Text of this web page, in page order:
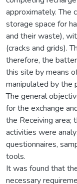
approximately. The
storage space for
and their waste),
(cracks and grids).
therefore, the
this site by means
manipulated by the
The general
for the exchange
the Receiving area;
activities were
questionnaires,
tools.
It was found that
necessary